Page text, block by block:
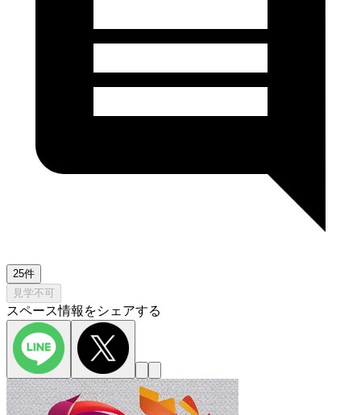
25件
見学不可
スペース情報をシェアする